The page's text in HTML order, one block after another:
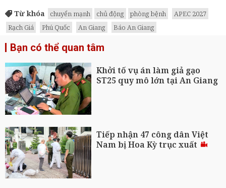
Từ khóa chuyển mạnh chủ động phòng bệnh
APEC 2027
Rạch Giá
Phú Quốc An Giang Báo An Giang
Bạn có thể quan tâm
Khởi tố vụ án làm giả gạo
ST25 quy mô lớn tại An Giang
Tiếp nhận 47 công dân Việt
Nam bị Hoa Kỳ trục xuất